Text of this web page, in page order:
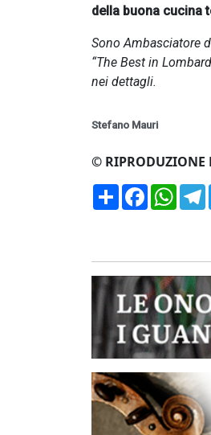
della buona cucina
Sono Ambasciatore
“The Best in
nei dettagli.
Stefano Mauri
© RIPRODUZIONE
CondividiFacebook